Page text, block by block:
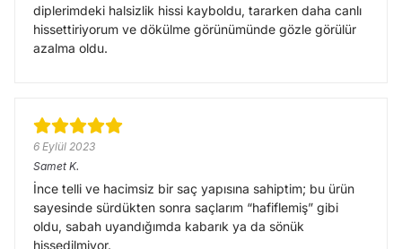
diplerimdeki halsizlik hissi kayboldu, tararken daha canlı
hissettiriyorum ve dökülme görünümünde gözle görülür
azalma oldu.
6 Eylül 2023
Samet K.
İnce telli ve hacimsiz bir saç yapısına sahiptim; bu ürün
sayesinde sürdükten sonra saçlarım “hafiflemiş” gibi
oldu, sabah uyandığımda kabarık ya da sönük
hissedilmiyor.